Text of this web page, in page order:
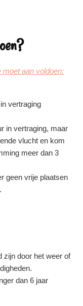
moet aan voldoen:
vertraging
in vertraging, maar
vlucht en kom
meer dan 3
geen vrije plaatsen
zijn door het weer of
dan 6 jaar